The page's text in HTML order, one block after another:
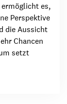
es,
Perspektive
die Aussicht
Chancen
setzt